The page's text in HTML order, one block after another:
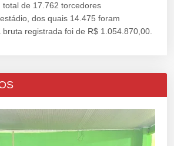
de 17.762 torcedores
dos quais 14.475 foram
bruta registrada foi de R$ 1.054.870,00.